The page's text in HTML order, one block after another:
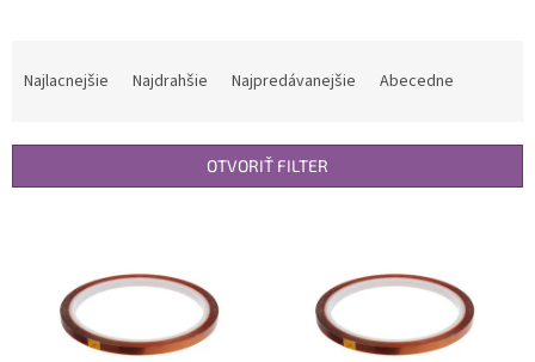
i
Najlacnejšie Najdrahšie Najpredávanejšie Abecedne
OTVORIŤ FILTER